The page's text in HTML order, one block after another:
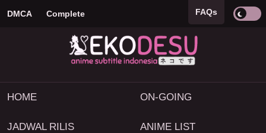
DMCA Complete FAQs
HOME ON-GOING
JADWAL RILIS ANIME LIST